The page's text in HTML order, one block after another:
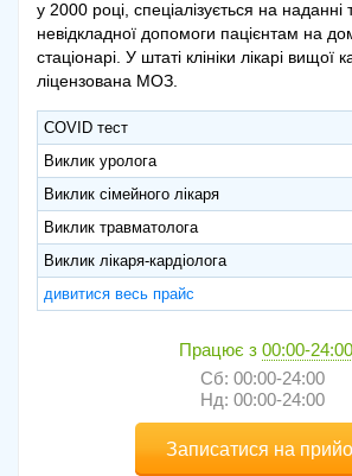
у 2000 році, спеціалізується на наданні
невідкладної допомоги пацієнтам на
стаціонарі. У штаті клініки лікарі вищої
ліцензована МОЗ.
COVID тест
Виклик уролога
Виклик сімейного лікаря
Виклик травматолога
Виклик лікаря-кардіолога
дивитися весь прайс
Працює з 00:00-24:00
Сб: 00:00-24:00
Нд: 00:00-24:00
Записатися на